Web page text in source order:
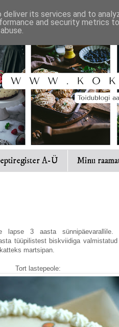
A-Ü Minu
lapse 3 aasta sünnipäevarallile.
tüüpilistest biskviidiga
martsipan.
Tort lastepeole:
its services and to
and security metrics